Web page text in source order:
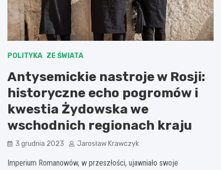
POLITYKA ZE ŚWIATA
Antysemickie nastroje w Rosji:
historyczne echo pogromów i
kwestia Żydowska we
wschodnich regionach kraju
3 grudnia 2023 Jarosław Krawczyk
Imperium Romanowów, w przeszłości, ujawniało swoje